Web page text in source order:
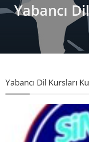
Yabancı
Yabancı Dil Kursları